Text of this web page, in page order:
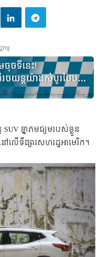
ម្ម
ខ្នាតមធ្យមរបស់ខ្លួន
ៅលើទីផ្សារសហរដ្ឋអាមេរិក។